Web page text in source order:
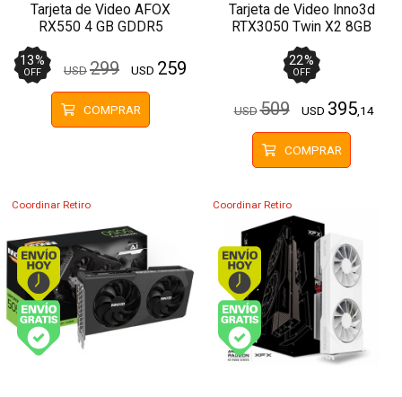
Tarjeta de Video AFOX
RX550 4 GB GDDR5
13%
OFF USD299 USD 259
COMPRAR
Tarjeta de Video Inno3d
RTX3050 Twin X2 8GB
GDDR6
22%
OFF
USD509 USD 395,14
COMPRAR
Coordinar Retiro
Envío hoy. Comprando antes de 13Hs.
Envío gratis (Ver Envíos y Pagos)
Coordinar Retiro
Envío hoy.
Envío gratis (Ver